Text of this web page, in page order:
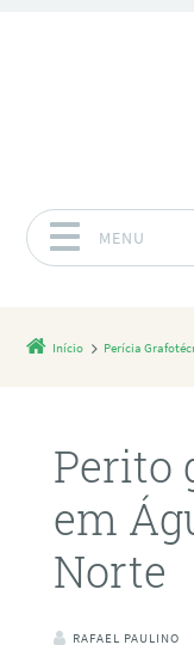
MENU
Início Perícia
Perito
em
Norte
RAFAEL PAULINO